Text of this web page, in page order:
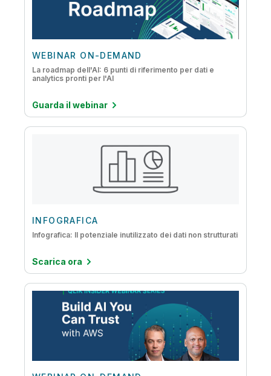
WEBINAR ON-DEMAND
La roadmap dell'AI: 6 punti di riferimento per dati e
analytics pronti per l'AI
Guarda il webinar
INFOGRAFICA
Infografica: Il potenziale inutilizzato dei dati non strutturati
Scarica ora